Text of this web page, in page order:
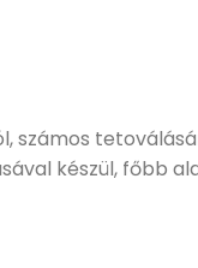
számos
készül, főbb